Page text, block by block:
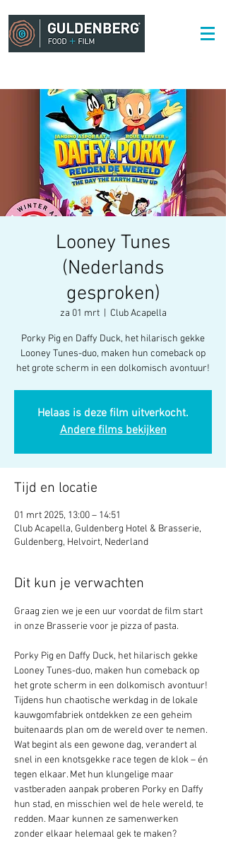
Looney Tunes
(Nederlands
gesproken)
za 01 mrt
  |
Club Acapella
Porky Pig en Daffy Duck, het hilarisch gekke
Looney Tunes-duo, maken hun comeback op
het grote scherm in een dolkomisch avontuur!
Helaas is deze film uitverkocht.
Andere films bekijken
Tijd en locatie
01 mrt 2025, 13:00 – 14:51
Club Acapella, Guldenberg Hotel & Brasserie,
Guldenberg, Helvoirt, Nederland
Dit kun je verwachten
Graag zien we je een uur voordat de film start
in onze Brasserie voor je pizza of pasta.
Porky Pig en Daffy Duck, het hilarisch gekke
Looney Tunes-duo, maken hun comeback op
het grote scherm in een dolkomisch avontuur!
Tijdens hun chaotische werkdag in de lokale
kauwgomfabriek ontdekken ze een geheim
buitenaards plan om de wereld over te nemen.
Wat begint als een gewone dag, verandert al
snel in een knotsgekke race tegen de klok – én
tegen elkaar. Met hun klungelige maar
vastberaden aanpak proberen Porky en Daffy
hun stad, en misschien wel de hele wereld, te
redden. Maar kunnen ze samenwerken
zonder elkaar helemaal gek te maken?